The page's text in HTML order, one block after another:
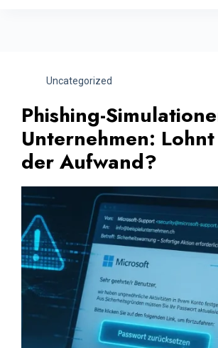
Uncategorized
Phishing-
Unternehmen:
der Aufwand?